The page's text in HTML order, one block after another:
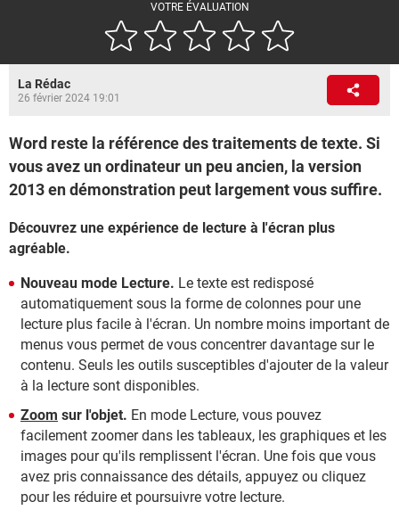
VOTRE ÉVALUATION
La Rédac
26 février 2024 19:01
Word reste la référence des traitements de texte. Si
vous avez un ordinateur un peu ancien, la version
2013 en démonstration peut largement vous suffire.
Découvrez une expérience de lecture à l'écran plus
agréable.
Nouveau mode Lecture. Le texte est redisposé
automatiquement sous la forme de colonnes pour une
lecture plus facile à l'écran. Un nombre moins important de
menus vous permet de vous concentrer davantage sur le
contenu. Seuls les outils susceptibles d'ajouter de la valeur
à la lecture sont disponibles.
Zoom sur l'objet. En mode Lecture, vous pouvez
facilement zoomer dans les tableaux, les graphiques et les
images pour qu'ils remplissent l'écran. Une fois que vous
avez pris connaissance des détails, appuyez ou cliquez
pour les réduire et poursuivre votre lecture.